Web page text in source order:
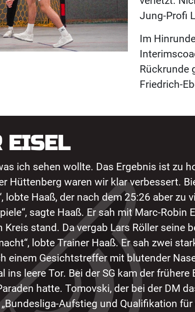
Jung-Profi
Im
Rückrunde
Friedrich-
EISEL
ich sehen wollte. Das Ergebnis ist zu
Hüttenberg waren wir klar verbessert.
lobte Haaß, der nach dem 25:26 aber
sagte Haaß. Er sah mit Marc-
Kreis stand. Da vergab Lars Röller seine
lobte Trainer Haaß. Er sah zwei
einem Gesichtstreffer mit blutender
ins leere Tor. Bei der SG kam der
hatte. Tomovski, der bei der DM
Aufstieg und Qualifikation